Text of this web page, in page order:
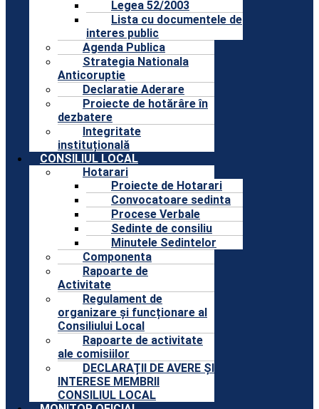
Legea 52/2003
Lista cu documentele de
interes public
Agenda Publica
Strategia Nationala
Anticoruptie
Declaratie Aderare
Proiecte de hotărâre în
dezbatere
Integritate
instituțională
CONSILIUL LOCAL
Hotarari
Proiecte de Hotarari
Convocatoare sedinta
Procese Verbale
Sedinte de consiliu
Minutele Sedintelor
Componenta
Rapoarte de
Activitate
Regulament de
organizare și funcționare al
Consiliului Local
Rapoarte de activitate
ale comisiilor
DECLARAȚII DE AVERE ȘI
INTERESE MEMBRII
CONSILIUL LOCAL